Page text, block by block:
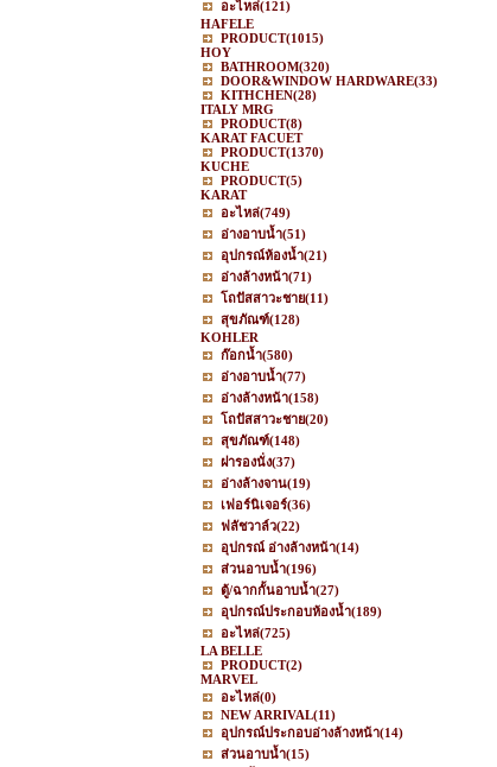
อะไหล่(121)
HAFELE
PRODUCT(1015)
HOY
BATHROOM(320)
DOOR&WINDOW HARDWARE(33)
KITHCHEN(28)
ITALY MRG
PRODUCT(8)
KARAT FACUET
PRODUCT(1370)
KUCHE
PRODUCT(5)
KARAT
อะไหล่(749)
อ่างอาบน้ำ(51)
อุปกรณ์ห้องน้ำ(21)
อ่างล้างหน้า(71)
โถปัสสาวะชาย(11)
สุขภัณฑ์(128)
KOHLER
ก๊อกน้ำ(580)
อ่างอาบน้ำ(77)
อ่างล้างหน้า(158)
โถปัสสาวะชาย(20)
สุขภัณฑ์(148)
ฝารองนั่ง(37)
อ่างล้างจาน(19)
เฟอร์นิเจอร์(36)
ฟลัชวาล์ว(22)
อุปกรณ์ อ่างล้างหน้า(14)
ส่วนอาบน้ำ(196)
ตู้/ฉากกั้นอาบน้ำ(27)
อุปกรณ์ประกอบห้องน้ำ(189)
อะไหล่(725)
LA BELLE
PRODUCT(2)
MARVEL
อะไหล่(0)
NEW ARRIVAL(11)
อุปกรณ์ประกอบอ่างล้างหน้า(14)
ส่วนอาบน้ำ(15)